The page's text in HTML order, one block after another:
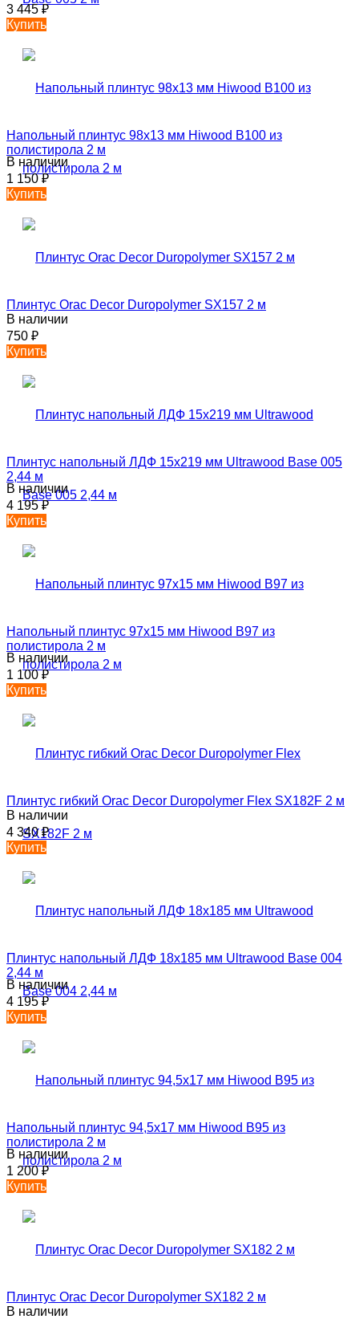
3 445₽
Купить
Напольный плинтус 98х13 мм Hiwood B100 из
полистирола 2 м
В наличии
1 150₽
Купить
Плинтус Orac Decor Duropolymer SX157 2 м
В наличии
750 ₽
Купить
Плинтус напольный ЛДФ 15х219 мм Ultrawood Base 005
2,44 м
В наличии
4 195₽
Купить
Напольный плинтус 97х15 мм Hiwood B97 из
полистирола 2 м
В наличии
1 100₽
Купить
Плинтус гибкий Orac Decor Duropolymer Flex SX182F 2 м
В наличии
4 340₽
Купить
Плинтус напольный ЛДФ 18х185 мм Ultrawood Base 004
2,44 м
В наличии
4 195₽
Купить
Напольный плинтус 94,5х17 мм Hiwood B95 из
полистирола 2 м
В наличии
1 200₽
Купить
Плинтус Orac Decor Duropolymer SX182 2 м
В наличии